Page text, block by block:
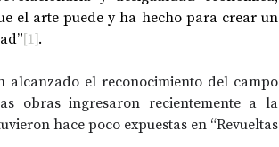
el arte puede y ha hecho para crear un
[1].
alcanzado el reconocimiento del campo
obras ingresaron recientemente a la
hace poco expuestas en “Revueltas